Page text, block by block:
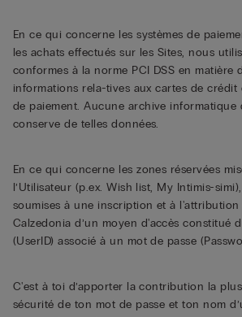
En ce qui concerne les systèmes de
les achats effectués sur les Sites, nous
conformes à la norme PCI DSS en matière
informations rela-tives aux cartes de crédit
de paiement. Aucune archive informatique
conserve de telles données.
En ce qui concerne les zones réservées
l’Utilisateur (p.ex. Wish list, My Intimis-
soumises à une inscription et à
Calzedonia d’un moyen d'accès constitué
(UserID) associé à un mot de passe
C'est à toi d’apporter la contribution la
sécurité de ton mot de passe et ton nom